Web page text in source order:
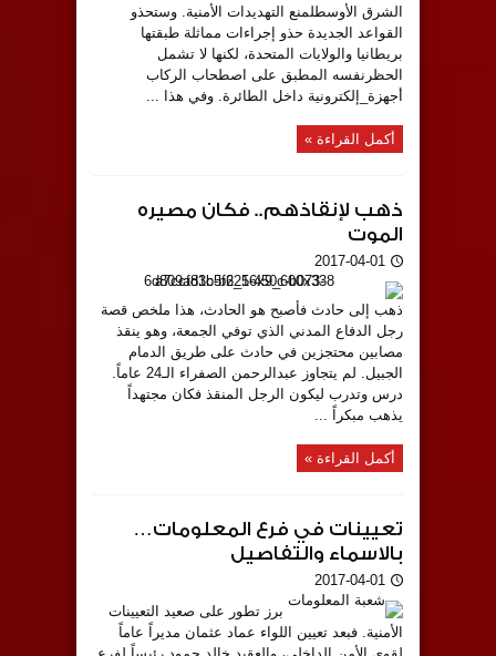
الشرق الأوسطلمنع التهديدات الأمنية. وستحذو
القواعد الجديدة حذو إجراءات مماثلة طبقتها
بريطانيا والولايات المتحدة، لكنها لا تشمل
الحظرنفسه المطبق على اصطحاب الركاب
أجهزة_إلكترونية داخل الطائرة. وفي هذا ...
أكمل القراءة »
ذهب لإنقاذهم.. فكان مصيره
الموت
2017-04-01
ذهب إلى حادث فأصبح هو الحادث، هذا ملخص قصة
رجل الدفاع المدني الذي توفي الجمعة، وهو ينقذ
مصابين محتجزين في حادث على طريق الدمام
الجبيل. لم يتجاوز عبدالرحمن الصفراء الـ24 عاماً.
درس وتدرب ليكون الرجل المنقذ فكان مجتهداً
يذهب مبكراً ...
أكمل القراءة »
تعيينات في فرع المعلومات…
بالاسماء والتفاصيل
2017-04-01
برز تطور على صعيد التعيينات
الأمنية. فبعد تعيين اللواء عماد عثمان مديراً عاماً